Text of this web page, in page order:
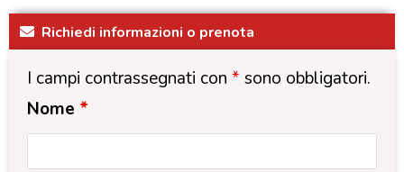
Richiedi informazioni o prenota
I campi contrassegnati con* sono obbligatori.
Nome *